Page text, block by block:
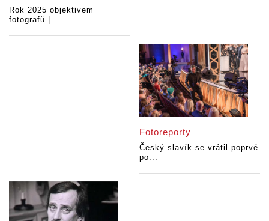
Rok 2025 objektivem
fotografů |...
Fotoreporty
Český slavík se vrátil poprvé
po...